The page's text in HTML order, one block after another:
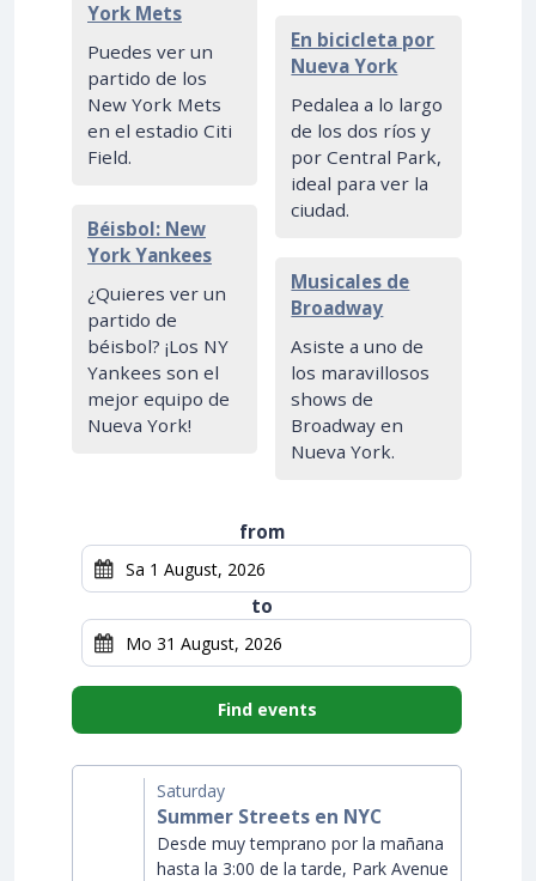
York Mets
Puedes ver un
partido de los
New York Mets
en el estadio Citi
Field.
Béisbol: New
York Yankees
¿Quieres ver un
partido de
béisbol? ¡Los NY
Yankees son el
mejor equipo de
Nueva York!
En bicicleta por
Nueva York
Pedalea a lo largo
de los dos ríos y
por Central Park,
ideal para ver la
ciudad.
Musicales de
Broadway
Asiste a uno de
los maravillosos
shows de
Broadway en
Nueva York.
from
to
Find events
Saturday
Summer Streets en NYC
Desde muy temprano por la mañana
hasta la 3:00 de la tarde, Park Avenue